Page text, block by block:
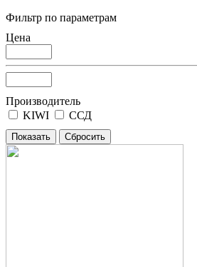
Фильтр по параметрам
Цена
Производитель
KIWI
ССД